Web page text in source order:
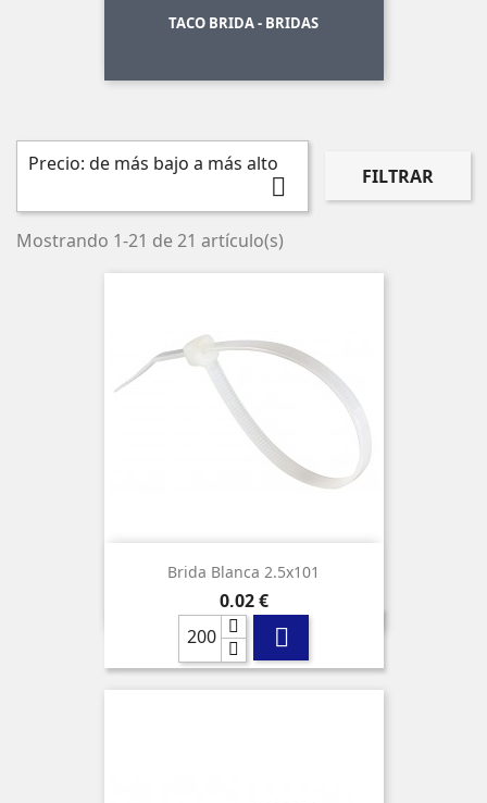
TACO BRIDA - BRIDAS
Precio: de más bajo a más alto
 FILTRAR
Mostrando 1-21 de 21 artículo(s)
Brida Blanca 2.5x101
Precio
0,02 €
